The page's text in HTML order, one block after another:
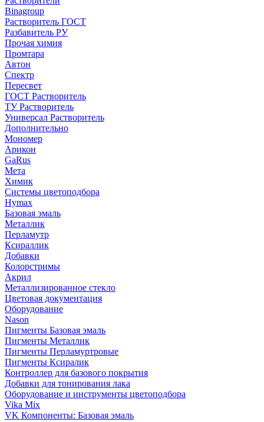
Binagroup
Растворитель ГОСТ
Разбавитель РУ
Прочая химия
Промтара
Автон
Спектр
Пересвет
ГОСТ Растворитель
ТУ Растворитель
Универсал Растворитель
Дополнительно
Мономер
Арикон
GaRus
Мета
Химик
Системы цветоподбора
Hymax
Базовая эмаль
Металлик
Перламутр
Ксираллик
Добавки
Колорстримы
Акрил
Металлизированное стекло
Цветовая документация
Оборудование
Nason
Пигменты Базовая эмаль
Пигменты Металлик
Пигменты Перламуртровые
Пигменты Ксиралик
Контроллер для базового покрытия
Добавки для тонирования лака
Оборудование и инструменты цветоподбора
Vika Mix
VK Компоненты: Базовая эмаль